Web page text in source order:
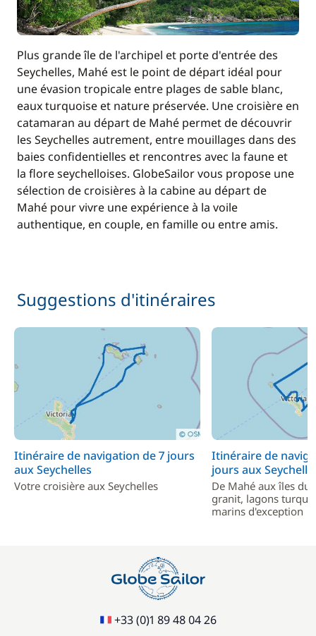
Plus grande île de l'archipel et porte d'entrée des
Seychelles, Mahé est le point de départ idéal pour
une évasion tropicale entre plages de sable blanc,
eaux turquoise et nature préservée. Une croisière en
catamaran au départ de Mahé permet de découvrir
les Seychelles autrement, entre mouillages dans des
baies confidentielles et rencontres avec la faune et
la flore seychelloises. GlobeSailor vous propose une
sélection de croisières à la cabine au départ de
Mahé pour vivre une expérience à la voile
authentique, en couple, en famille ou entre amis.
Suggestions d'itinéraires
Itinéraire de navigation de 7 jours
aux Seychelles
Votre croisière aux Seychelles
Itinéraire de
jours aux
De Mahé aux îles du
granit, lagons
marins d'exception
+33 (0)1 89 48 04 26